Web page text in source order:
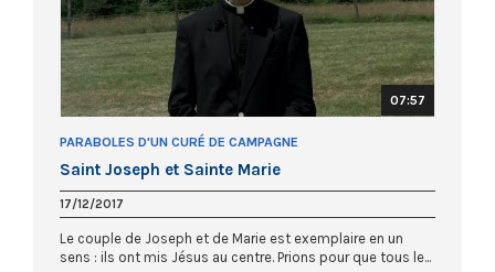
07:57
PARABOLES D'UN CURÉ DE CAMPAGNE
Saint Joseph et Sainte Marie
17/12/2017
Le couple de Joseph et de Marie est exemplaire en un
sens : ils ont mis Jésus au centre. Prions pour que tous le...